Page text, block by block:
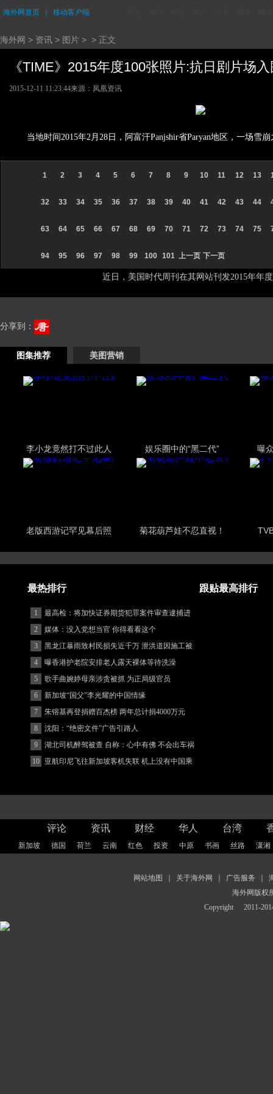
海外网首页 移动客户端
海外网 > 资讯 > 图片 > > 正文
《TIME》2015年度100张照片:抗日剧片场
2015-12-11 11:23:44来源：凤凰资讯
当地时间2015年2月28日，阿富汗Panjshir省Paryan地区，一场雪
1 2 3 4 5 6 7 8 9 10 11 12 13
32 33 34 35 36 37 38 39 40 41 42 43 44
63 64 65 66 67 68 69 70 71 72 73 74 75
94 95 96 97 98 99 100 101 上一页 下一页
近日，美国时代周刊在其网站刊发2015年年度
分享到：
图集推荐 美图营销
李小龙竟然打不过此人 娱乐圈中的“黑二代” 曝
老版西游记罕见幕后照 菊花葫芦娃不忍直视！
最热排行 跟贴最高排行
1
最高检：将加快证券期货犯罪案件审查逮捕进
度
2
媒体：没入党想当官 你得看看这个
3
黑龙江暴雨致村民损失近千万 泄洪道因施工被
堵
4
曝香港护老院安排老人露天裸体等待洗澡
5
歌手曲婉婷母亲涉贪被抓 为正局级官员
6
新加坡“国父”李光耀的中国情缘
7
朱镕基再登捐赠百杰榜 两年总计捐4000万元
8
沈阳：“绝密文件”广告引路人
9
湖北司机醉驾被查 自称：心中有佛 不会出车祸
(图)
10
亚航印尼飞往新加坡客机失联 机上没有中国乘
评论 资讯 财经 华人 台湾
新加坡 德国 荷兰 云南 红色 投资 中原 书画 丝路 潇湘
网站地图 关于海外网 广告服务
海外网版权
Copyright
2011-